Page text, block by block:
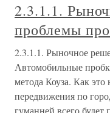
2.3.1.1.
проблемы
2.3.1.1. Рыночное
Автомобильные
метода Коуза. Как это
передвижения по